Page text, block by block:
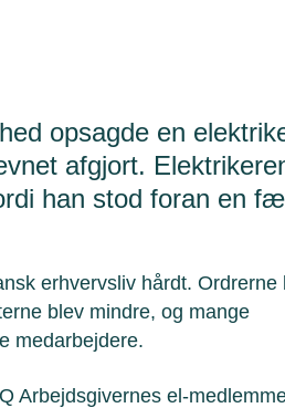
opsagde en
afgjort.
han stod foran en
erhvervsliv hårdt. Ordrerne
blev mindre, og mange
medarbejdere.
Arbejdsgivernes el-